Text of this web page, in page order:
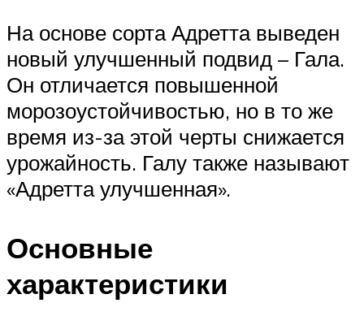
На основе сорта Адретта выведен
новый улучшенный подвид – Гала.
Он отличается повышенной
морозоустойчивостью, но в то же
время из-за этой черты снижается
урожайность. Галу также называют
«Адретта улучшенная».
Основные
характеристики